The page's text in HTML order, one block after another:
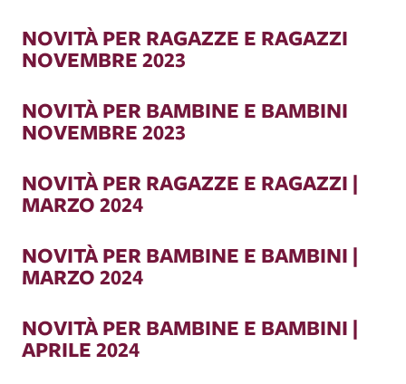
NOVITÀ PER RAGAZZE E RAGAZZI
NOVEMBRE 2023
NOVITÀ PER BAMBINE E BAMBINI
NOVEMBRE 2023
NOVITÀ PER RAGAZZE E RAGAZZI |
MARZO 2024
NOVITÀ PER BAMBINE E BAMBINI |
MARZO 2024
NOVITÀ PER BAMBINE E BAMBINI |
APRILE 2024